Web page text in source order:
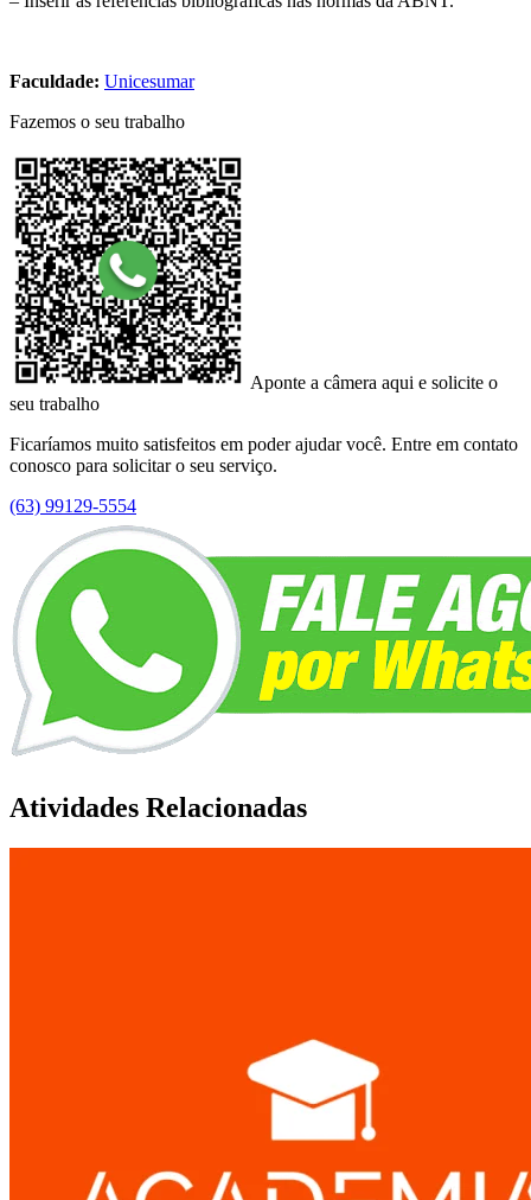
Faculdade: Unicesumar
Fazemos o seu trabalho
Aponte a câmera aqui e solicite o
seu trabalho
Ficaríamos muito satisfeitos em poder ajudar você. Entre em contato
conosco para solicitar o seu serviço.
(63) 99129-5554
Atividades Relacionadas